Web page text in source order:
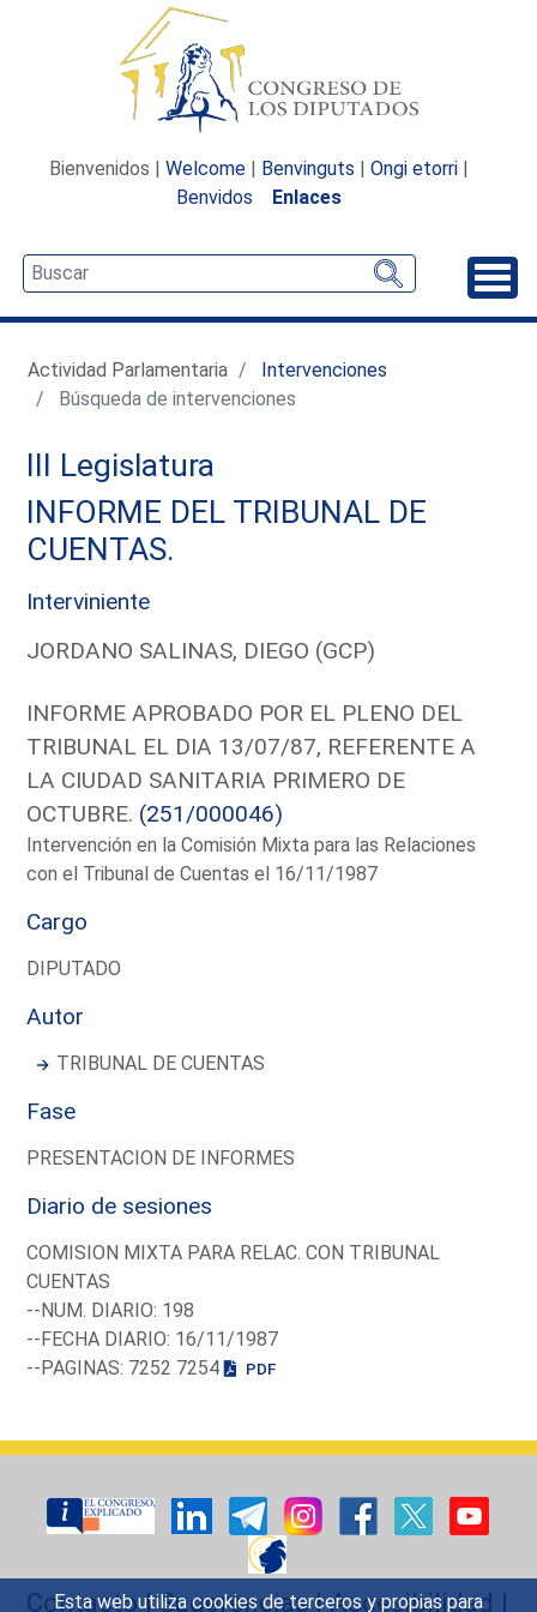
Esta web utiliza cookies de terceros y propias para
Bienvenidos | Welcome | Benvinguts | Ongi etorri |
Benvidos
Enlaces
Actividad Parlamentaria
Intervenciones
Búsqueda de intervenciones
III Legislatura
INFORME DEL TRIBUNAL DE
CUENTAS.
Interviniente
JORDANO SALINAS, DIEGO (GCP)
INFORME APROBADO POR EL PLENO DEL
TRIBUNAL EL DIA 13/07/87, REFERENTE A
LA CIUDAD SANITARIA PRIMERO DE
OCTUBRE. (251/000046)
Intervención en la Comisión Mixta para las Relaciones
con el Tribunal de Cuentas el 16/11/1987
Cargo
DIPUTADO
Autor
TRIBUNAL DE CUENTAS
Fase
PRESENTACION DE INFORMES
Diario de sesiones
COMISION MIXTA PARA RELAC. CON TRIBUNAL
CUENTAS
--NUM. DIARIO: 198
--FECHA DIARIO: 16/11/1987
--PAGINAS: 7252 7254
PDF
Contacto|Sugerencias|Accesibilidad |